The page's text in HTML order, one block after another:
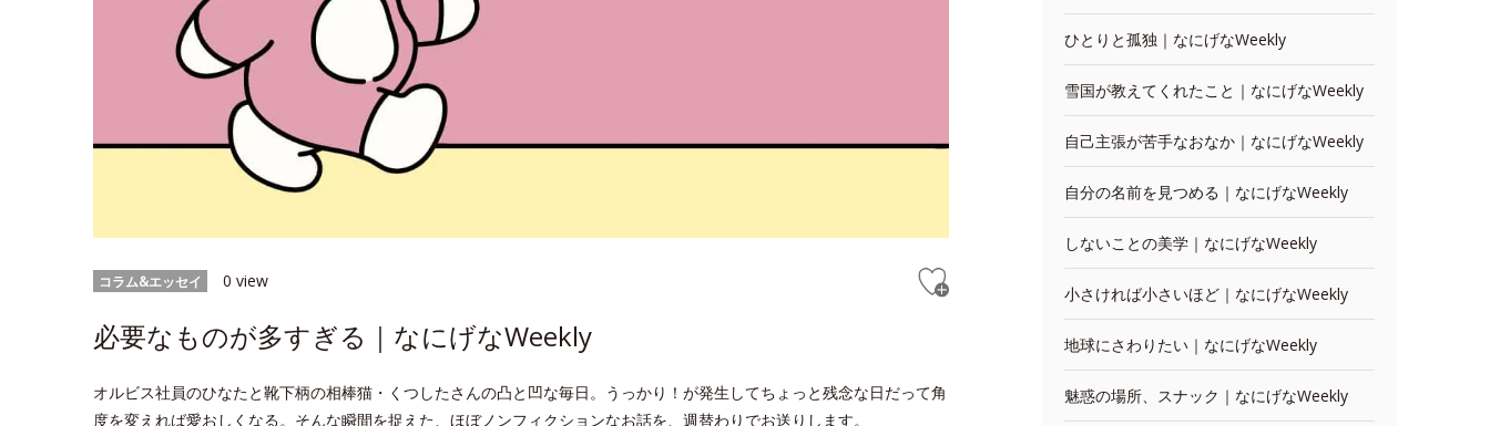
コラム&エッセイ 0 view
必要なものが多すぎる｜なにげなWeekly
オルビス社員のひなたと靴下柄の相棒猫・くつしたさんの凸と凹な毎日。うっかり！が発生してちょっと残念な日だって角
度を変えれば愛おしくなる。そんな瞬間を捉えた、ほぼノンフィクションなお話を、週替わりでお送りします。
ひとりと孤独｜なにげなWeekly
雪国が教えてくれたこと｜なにげなWeekly
自己主張が苦手なおなか｜なにげなWeekly
自分の名前を見つめる｜なにげなWeekly
しないことの美学｜なにげなWeekly
小さければ小さいほど｜なにげなWeekly
地球にさわりたい｜なにげなWeekly
魅惑の場所、スナック｜なにげなWeekly